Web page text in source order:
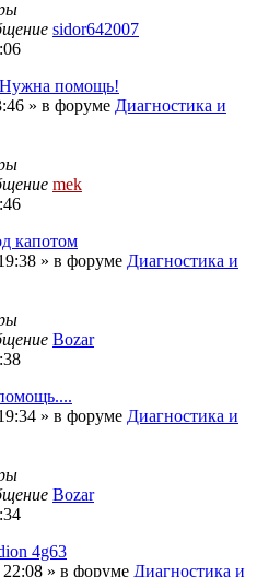
sidor642007
Нужна помощь!
» в форуме Диагностика и
mek
капотом
» в форуме Диагностика и
Bozar
» в форуме Диагностика и
Bozar
4g63
» в форуме Диагностика и